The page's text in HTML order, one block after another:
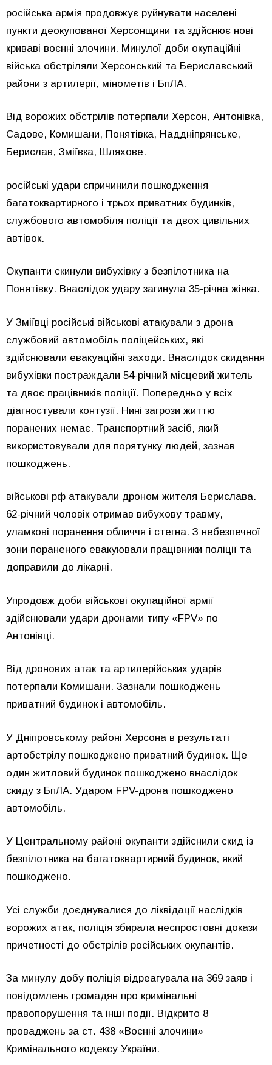
російська армія продовжує руйнувати населені
пункти деокупованої Херсонщини та здійснює нові
криваві воєнні злочини. Минулої доби окупаційні
війська обстріляли Херсонський та Бериславський
райони з артилерії, мінометів і БпЛА.
Від ворожих обстрілів потерпали Херсон, Антонівка,
Садове, Комишани, Понятівка, Наддніпрянське,
Берислав, Зміївка, Шляхове.
російські удари спричинили пошкодження
багатоквартирного і трьох приватних будинків,
службового автомобіля поліції та двох цивільних
автівок.
Окупанти скинули вибухівку з безпілотника на
Понятівку. Внаслідок удару загинула 35-річна жінка.
У Зміївці російські військові атакували з дрона
службовий автомобіль поліцейських, які
здійснювали евакуаційні заходи. Внаслідок скидання
вибухівки постраждали 54-річний місцевий житель
та двоє працівників поліції. Попередньо у всіх
діагностували контузії. Нині загрози життю
поранених немає. Транспортний засіб, який
використовували для порятунку людей, зазнав
пошкоджень.
військові рф атакували дроном жителя Берислава.
62-річний чоловік отримав вибухову травму,
уламкові поранення обличчя і стегна. З небезпечної
зони пораненого евакуювали працівники поліції та
доправили до лікарні.
Упродовж доби військові окупаційної армії
здійснювали удари дронами типу «FPV» по
Антонівці.
Від дронових атак та артилерійських ударів
потерпали Комишани. Зазнали пошкоджень
приватний будинок і автомобіль.
У Дніпровському районі Херсона в результаті
артобстрілу пошкоджено приватний будинок. Ще
один житловий будинок пошкоджено внаслідок
скиду з БпЛА. Ударом FPV-дрона пошкоджено
автомобіль.
У Центральному районі окупанти здійснили скид із
безпілотника на багатоквартирний будинок, який
пошкоджено.
Усі служби доєднувалися до ліквідації наслідків
ворожих атак, поліція збирала неспростовні докази
причетності до обстрілів російських окупантів.
За минулу добу поліція відреагувала на 369 заяв і
повідомлень громадян про кримінальні
правопорушення та інші події. Відкрито 8
проваджень за ст. 438 «Воєнні злочини»
Кримінального кодексу України.